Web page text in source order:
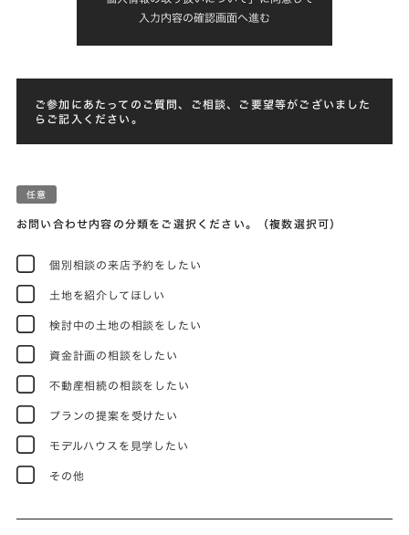
入力内容の確認画面へ進む
ご参加にあたってのご質問、ご相談、ご要望等がございました
らご記入ください。
お問い合わせ内容の分類をご選択ください。（複数選択可）
個別相談の来店予約をしたい
土地を紹介してほしい
検討中の土地の相談をしたい
資金計画の相談をしたい
不動産相続の相談をしたい
プランの提案を受けたい
モデルハウスを見学したい
その他